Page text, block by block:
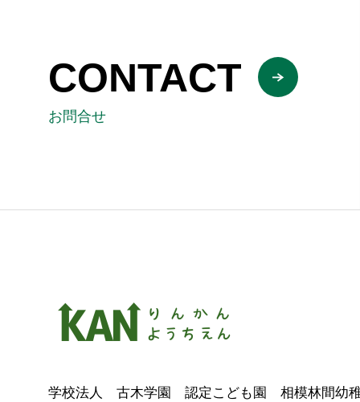
CONTACT
お問合せ
学校法人 古木学園 認定こども園 相模林間幼